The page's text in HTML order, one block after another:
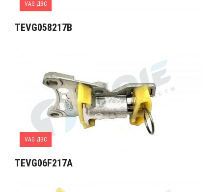
VAG ДВС
TEVG058217B
VAG ДВС
TEVG06F217A